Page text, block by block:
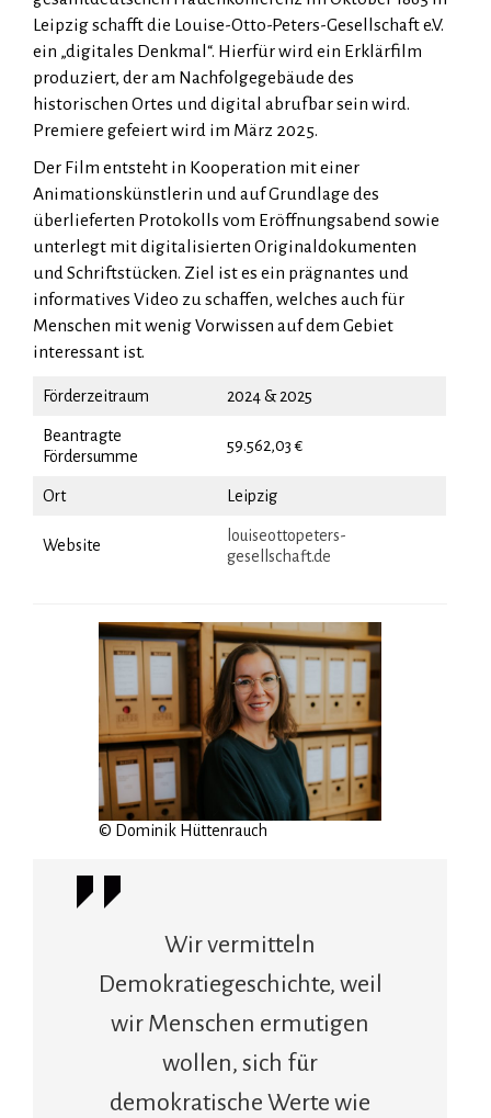
Leipzig schafft die Louise-Otto-Peters-Gesellschaft e.V.
ein „digitales Denkmal“. Hierfür wird ein Erklärfilm
produziert, der am Nachfolgegebäude des
historischen Ortes und digital abrufbar sein wird.
Premiere gefeiert wird im März 2025.
Der Film entsteht in Kooperation mit einer
Animationskünstlerin und auf Grundlage des
überlieferten Protokolls vom Eröffnungsabend sowie
unterlegt mit digitalisierten Originaldokumenten
und Schriftstücken. Ziel ist es ein prägnantes und
informatives Video zu schaffen, welches auch für
Menschen mit wenig Vorwissen auf dem Gebiet
interessant ist.
Förderzeitraum 2024 & 2025
Beantragte
Fördersumme
59.562,03 €
Ort Leipzig
Website
louiseottopeters-
gesellschaft.de
© Dominik Hüttenrauch
Wir vermitteln
Demokratiegeschichte, weil
wir Menschen ermutigen
wollen, sich für
demokratische Werte wie